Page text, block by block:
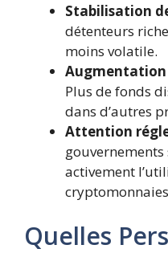
Stabilisation
détenteurs
moins volatile.
Augmentation
Plus de fonds
dans d’autres
Attention
activement
Quelles